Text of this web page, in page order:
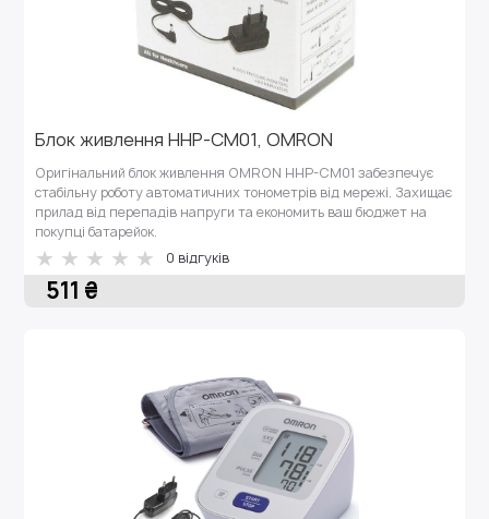
Блок живлення HHP-CM01, OMRON
Оригінальний блок живлення OMRON HHP-CM01 забезпечує
стабільну роботу автоматичних тонометрів від мережі. Захищає
прилад від перепадів напруги та економить ваш бюджет на
покупці батарейок.
0 відгуків
511 ₴